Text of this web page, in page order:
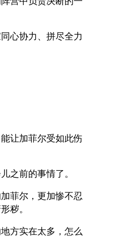
心协力、拼尽全力
让加菲尔受如此伤
之前的事情了。
菲尔，更加惨不忍
秽。
方实在太多，怎么